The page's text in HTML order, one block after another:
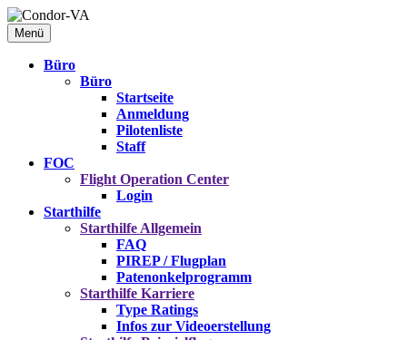
Menü
Büro
Büro
Startseite
Anmeldung
Pilotenliste
Staff
FOC
Flight Operation Center
Login
Starthilfe
Starthilfe Allgemein
FAQ
PIREP / Flugplan
Patenonkelprogramm
Starthilfe Karriere
Type Ratings
Infos zur Videoerstellung